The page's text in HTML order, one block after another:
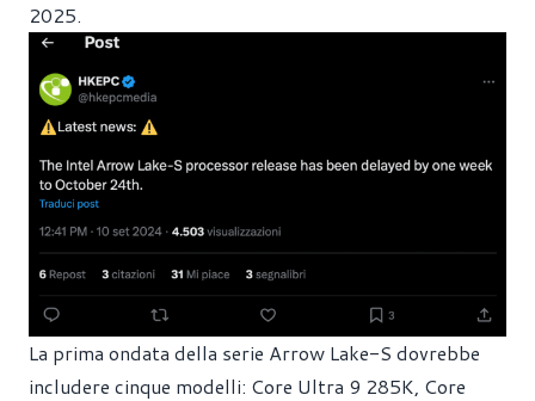
2025.
La prima ondata della serie Arrow Lake-S dovrebbe
includere cinque modelli: Core Ultra 9 285K, Core